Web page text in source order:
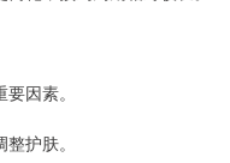
因素。
护肤。